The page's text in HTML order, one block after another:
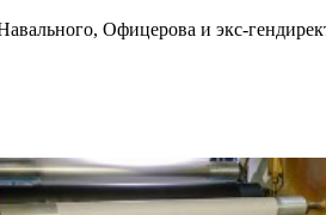
Офицерова и экс-